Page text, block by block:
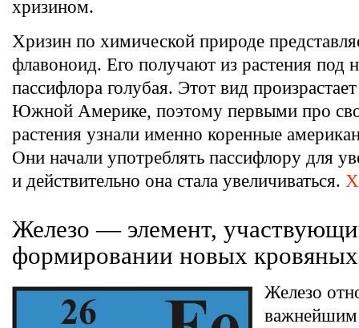
хризином.
Хризин по химической природе
флавоноид. Его получают из растения под
пассифлора голубая. Этот вид
Южной Америке, поэтому первыми про
растения узнали именно коренные
Они начали употреблять пассифлору для
и действительно она стала увеличиваться.
Железо — элемент,
формировании новых кровяных
Железо
важнейшим